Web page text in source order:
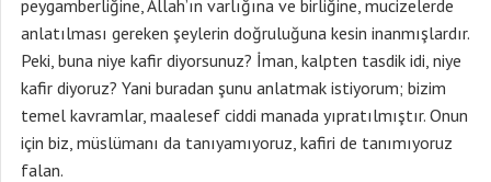
peygamberliğine, Allah’ın varlığına ve birliğine, mucizelerde
anlatılması gereken şeylerin doğruluğuna kesin inanmışlardır.
Peki, buna niye kafir diyorsunuz? İman, kalpten tasdik idi, niye
kafir diyoruz? Yani buradan şunu anlatmak istiyorum; bizim
temel kavramlar, maalesef ciddi manada yıpratılmıştır. Onun
için biz, müslümanı da tanıyamıyoruz, kafiri de tanımıyoruz
falan.